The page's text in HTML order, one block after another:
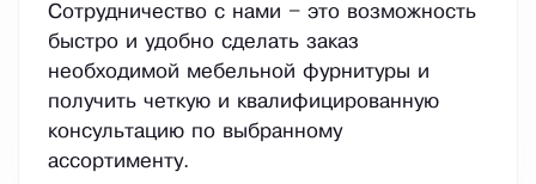
Сотрудничество с нами – это возможность
быстро и удобно сделать заказ
необходимой мебельной фурнитуры и
получить четкую и квалифицированную
консультацию по выбранному
ассортименту.